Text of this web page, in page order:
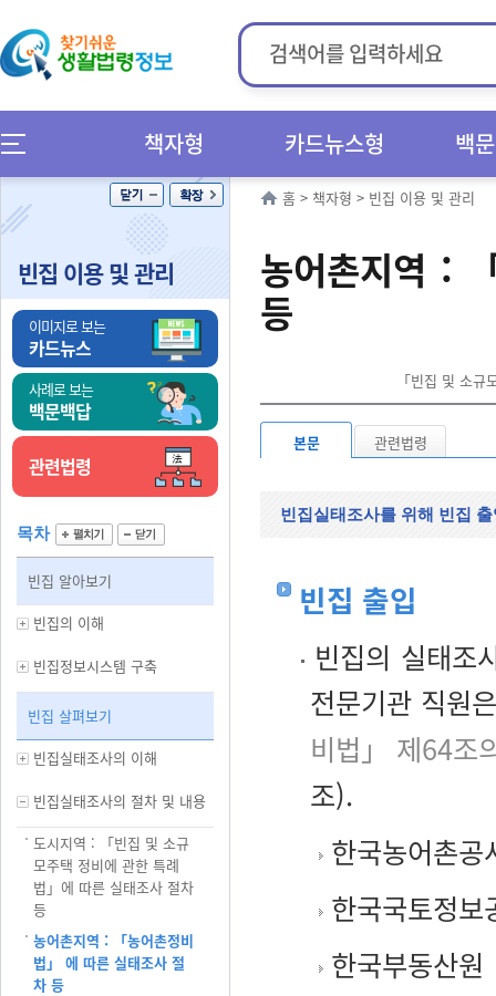
책자형 카드뉴스형 백
빈집 이용 및 관리
이미지로 보는
카드뉴스
사례로 보는
백문백답
관련법령
목차
빈집 알아보기
빈집의 이해
빈집정보시스템 구축
빈집 살펴보기
빈집실태조사의 이해
빈집실태조사의 절차 및 내용
도시지역 : 「빈집 및 소규
모주택 정비에 관한 특례
법」에 따른 실태조사 절차
등
농어촌지역 : 「농어촌정비
법」 에 따른 실태조사 절
차 등
홈 > 책자형 > 빈집 이용 및 관리
농어촌지역 :
등
「빈집 및 소
본문 관련법령
빈집실태조사를 위해 빈집
빈집 출입
빈집의 실태조
전문기관 직원
비법」 제64조
조).
한국농어촌공
한국국토정보
한국부동산원